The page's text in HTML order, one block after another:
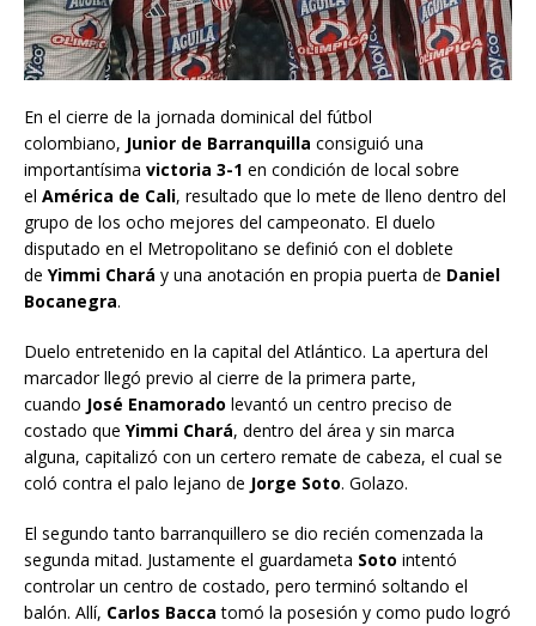
En el cierre de la jornada dominical del fútbol
colombiano, Junior de Barranquilla consiguió una
importantísima victoria 3-1 en condición de local sobre
el América de Cali, resultado que lo mete de lleno dentro del
grupo de los ocho mejores del campeonato. El duelo
disputado en el Metropolitano se definió con el doblete
de Yimmi Chará y una anotación en propia puerta de Daniel
Bocanegra.
Duelo entretenido en la capital del Atlántico. La apertura del
marcador llegó previo al cierre de la primera parte,
cuando José Enamorado levantó un centro preciso de
costado que Yimmi Chará, dentro del área y sin marca
alguna, capitalizó con un certero remate de cabeza, el cual se
coló contra el palo lejano de Jorge Soto. Golazo.
El segundo tanto barranquillero se dio recién comenzada la
segunda mitad. Justamente el guardameta Soto intentó
controlar un centro de costado, pero terminó soltando el
balón. Allí, Carlos Baccatomó la posesión y como pudo logró